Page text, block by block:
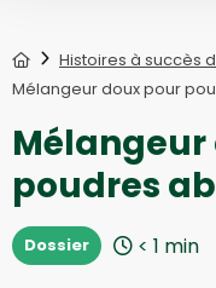
HomeHistoires à succès
Mélangeur doux pour
poudres
Dossier < 1 min